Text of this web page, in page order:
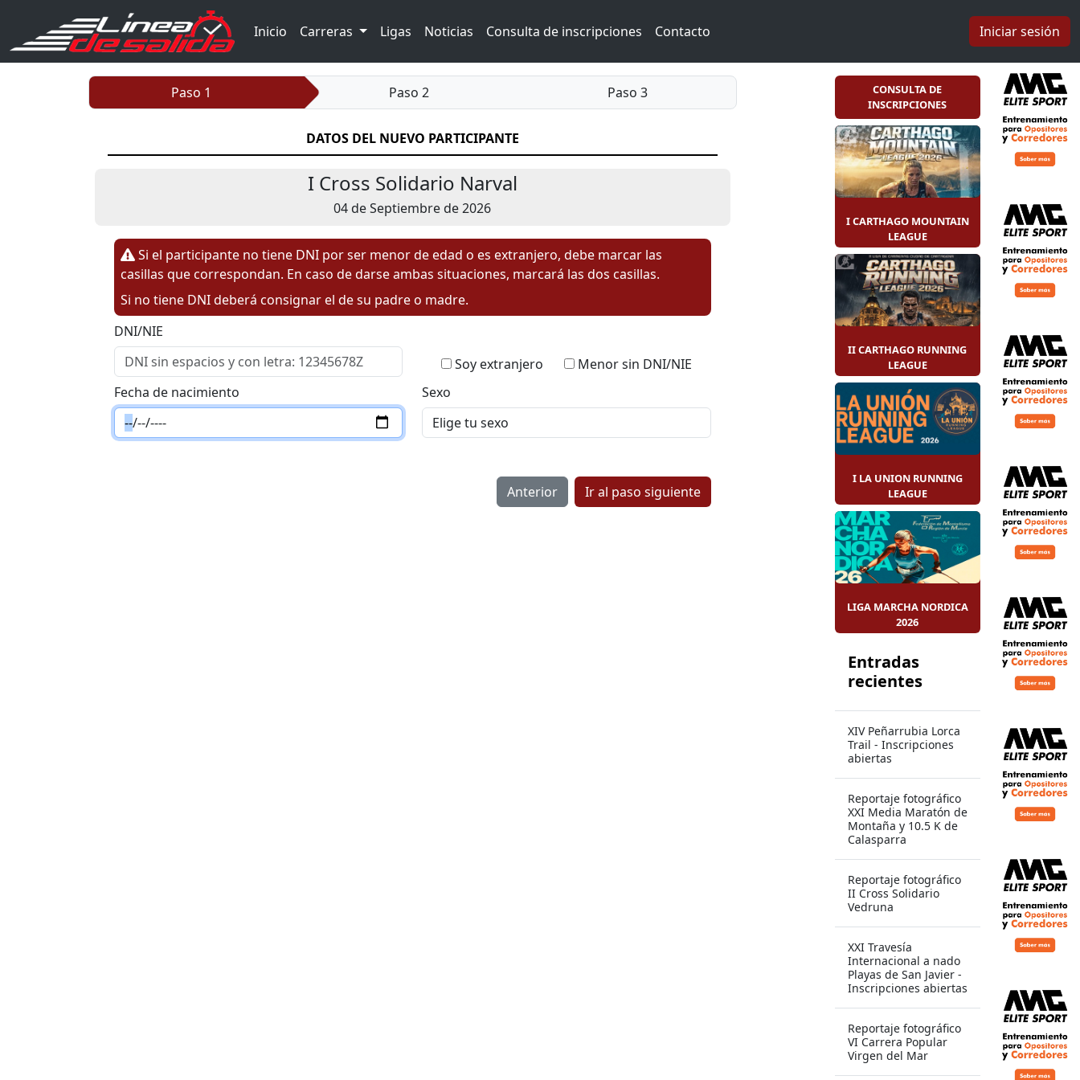
Inicio Carreras Ligas Noticias Consulta de inscripciones Contacto Iniciar sesión
Paso 1 Paso 2 Paso 3
DATOS DEL NUEVO PARTICIPANTE
I Cross Solidario Narval
04 de Septiembre de 2026
Si el participante no tiene DNI por ser menor de edad o es extranjero, debe marcar las
casillas que correspondan. En caso de darse ambas situaciones, marcará las dos casillas.
Si no tiene DNI deberá consignar el de su padre o madre.
DNI/NIE
Soy extranjero
Menor sin DNI/NIE
Fecha de nacimiento
Sexo
Anterior Ir al paso siguiente
CONSULTA DE
INSCRIPCIONES
I CARTHAGO MOUNTAIN
LEAGUE
II CARTHAGO RUNNING
LEAGUE
I LA UNION RUNNING
LEAGUE
LIGA MARCHA NORDICA
2026
Entradas
recientes
XIV Peñarrubia Lorca
Trail - Inscripciones
abiertas
Reportaje fotográfico
XXI Media Maratón de
Montaña y 10.5 K de
Calasparra
Reportaje fotográfico
II Cross Solidario
Vedruna
XXI Travesía
Internacional a nado
Playas de San Javier -
Inscripciones abiertas
Reportaje fotográfico
VI Carrera Popular
Virgen del Mar